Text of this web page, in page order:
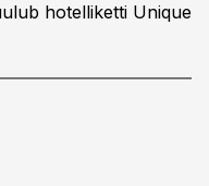
hotelliketti Unique